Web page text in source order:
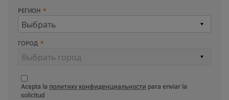
РЕГИОН
ГОРОД
Acepta la политику конфиденциальности para enviar la
solicitud